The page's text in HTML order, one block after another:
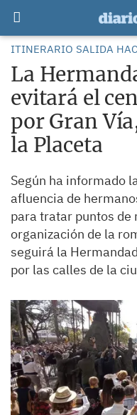
ITINERARIO SALIDA
La
evitará el
por Gran
la Placeta
Según ha informado
afluencia de
para tratar puntos de
organización de la
seguirá la
por las calles de la